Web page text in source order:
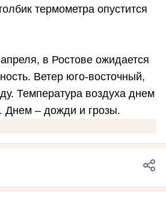
термометра опустится
в Ростове ожидается
Ветер юго-восточный,
Температура воздуха днем
Днем – дожди и грозы.